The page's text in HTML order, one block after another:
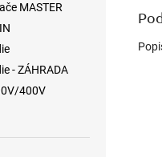
MASTER
- ZÁHRADA
400V